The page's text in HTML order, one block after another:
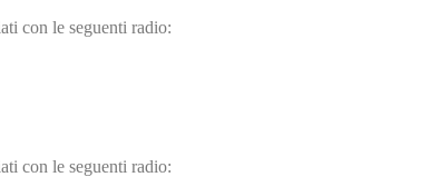
con le seguenti radio:
con le seguenti radio: